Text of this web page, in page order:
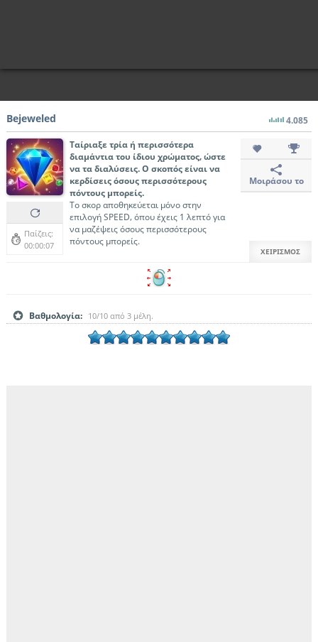
Bejeweled 4.085
Παίζεις:
00:00:07
Μοιράσου το
Ταίριαξε τρία ή περισσότερα
διαμάντια του ίδιου χρώματος, ώστε
να τα διαλύσεις. Ο σκοπός είναι να
κερδίσεις όσους περισσότερους
πόντους μπορείς.
Το σκορ αποθηκεύεται μόνο στην
επιλογή SPEED, όπου έχεις 1 λεπτό για
να μαζέψεις όσους περισσότερους
πόντους μπορείς.
ΧΕΙΡΙΣΜΟΣ
Βαθμολογία: 10/10 από 3 μέλη.